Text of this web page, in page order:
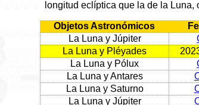
longitud eclíptica que la de la
Objetos Astronómicos
La Luna y Júpiter
La Luna y Pléyades
La Luna y Pólux
La Luna y Antares
La Luna y Saturno
La Luna y Júpiter